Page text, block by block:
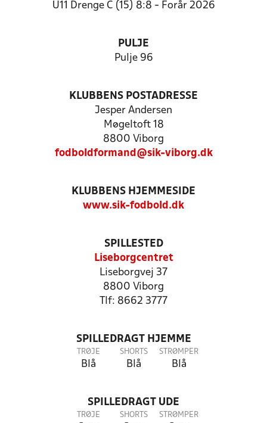
U11 Drenge C (15) 8:8 - Forår 2026
PULJE
Pulje 96
KLUBBENS POSTADRESSE
Jesper Andersen
Møgeltoft 18
8800 Viborg
fodboldformand@sik-viborg.dk
KLUBBENS HJEMMESIDE
www.sik-fodbold.dk
SPILLESTED
Liseborgcentret
Liseborgvej 37
8800 Viborg
Tlf: 8662 3777
SPILLEDRAGT HJEMME
TRØJE
Blå
SHORTS
Blå
STRØMPER
Blå
SPILLEDRAGT UDE
TRØJE SHORTS STRØMPER